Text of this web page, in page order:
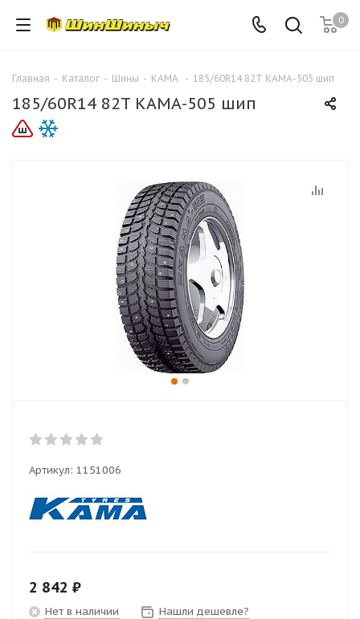
0
Главная - Каталог - Шины - КАМА - 185/60R14 82T КАМА-505 шип
185/60R14 82T КАМА-505 шип
Артикул: 1151006
2 842 ₽
Нет в наличии Нашли дешевле?